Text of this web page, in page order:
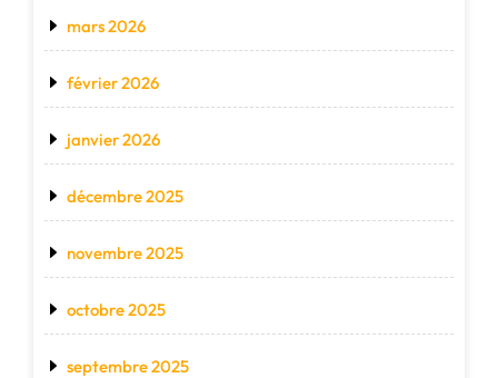
mars 2026
février 2026
janvier 2026
décembre 2025
novembre 2025
octobre 2025
septembre 2025